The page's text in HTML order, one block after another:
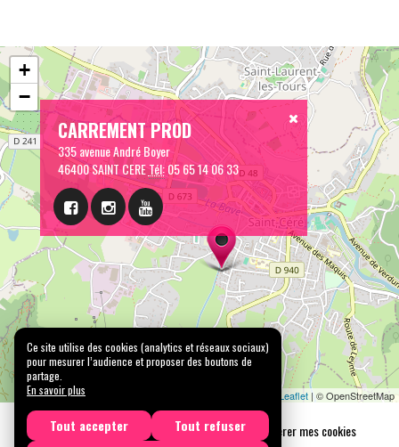
CARREMENT PROD
335 avenue André Boyer
46400 SAINT CERETél:05 65 14 06 33
+
−
Leaflet | © OpenStreetMap
Mentions légales Confidentialité
Gérer mes cookies
Ce site utilise des cookies (analytics et réseaux sociaux)
pour mesurer l’audience et proposer des boutons de
partage.
En savoir plus
Tout accepter
Tout refuser